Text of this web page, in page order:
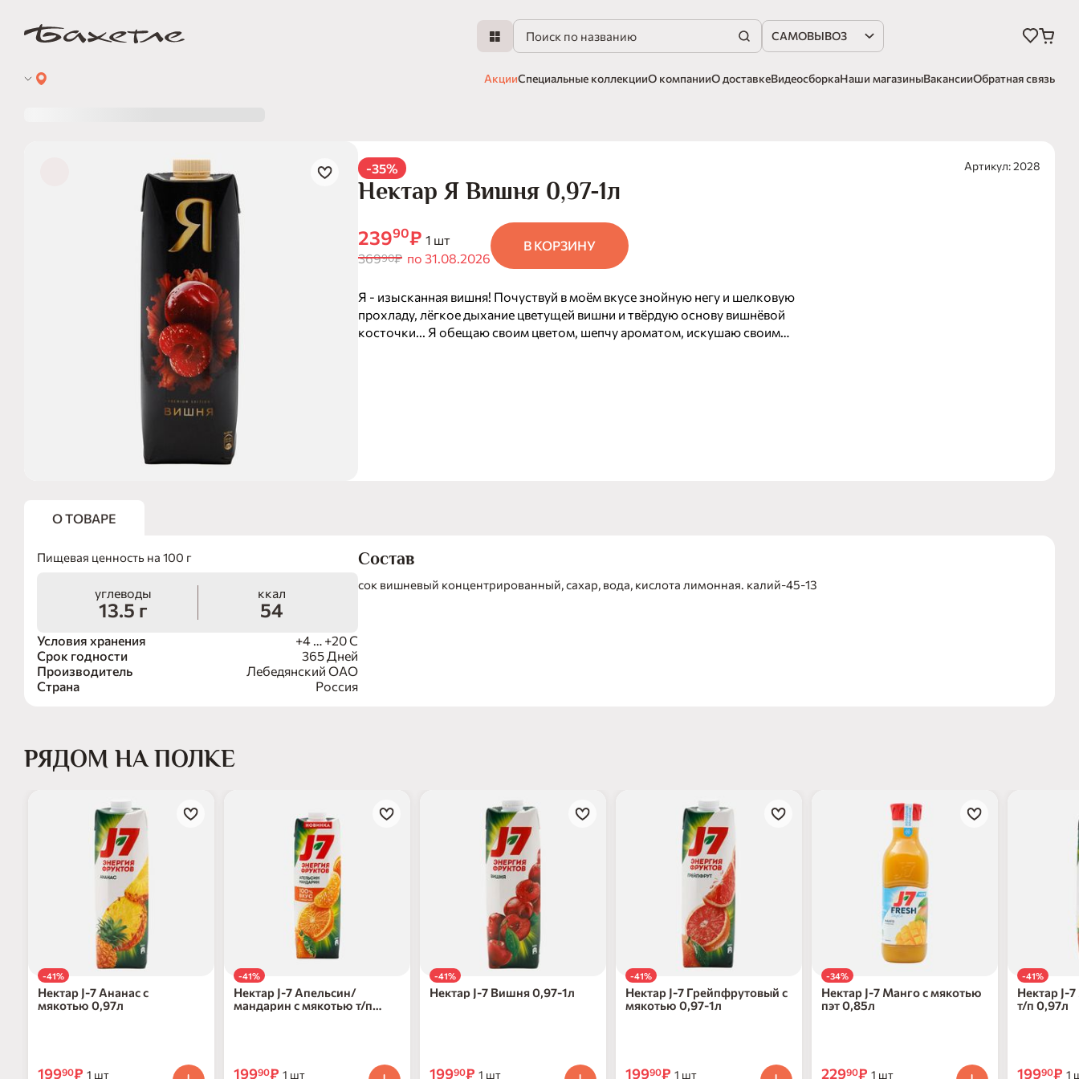
САМОВЫВОЗ
АкцииСпециальные коллекцииО компанииО доставкеВидеосборкаНаши магазиныВакансииОбратная связь
-35%
Нектар Я Вишня 0,97-1л
23990₽ 1 шт
36990₽ по 31.08.2026
В КОРЗИНУ
Я - изысканная вишня! Почуствуй в моём вкусе знойную негу и шелковую
прохладу, лёгкое дыхание цветущей вишни и твёрдую основу вишнёвой
косточки... Я обещаю своим цветом, шепчу ароматом, искушаю своим
Артикул: 2028
О ТОВАРЕ
Пищевая ценность на 100 г
углеводы
13.5 г
ккал
54
Условия хранения
+4 … +20 С
Срок годности
365 Дней
Производитель
Лебедянский ОАО
Страна
Россия
Состав
сок вишневый концентрированный, сахар, вода, кислота лимонная. калий-45-13
РЯДОМ НА ПОЛКЕ
-41%
Нектар J-7 Ананас с
мякотью 0,97л
19990₽ 1 шт
-41%
Нектар J-7 Апельсин/
мандарин с мякотью т/п
19990₽ 1 шт
-41%
Нектар J-7 Вишня 0,97-1л
19990₽ 1 шт
-41%
Нектар J-7 Грейпфрутовый с
мякотью 0,97-1л
19990₽ 1 шт
-34%
Нектар J-7 Манго с мякотью
пэт 0,85л
22990₽ 1 шт
-41%
Нектар J-
т/п 0,97л
19990₽ 1